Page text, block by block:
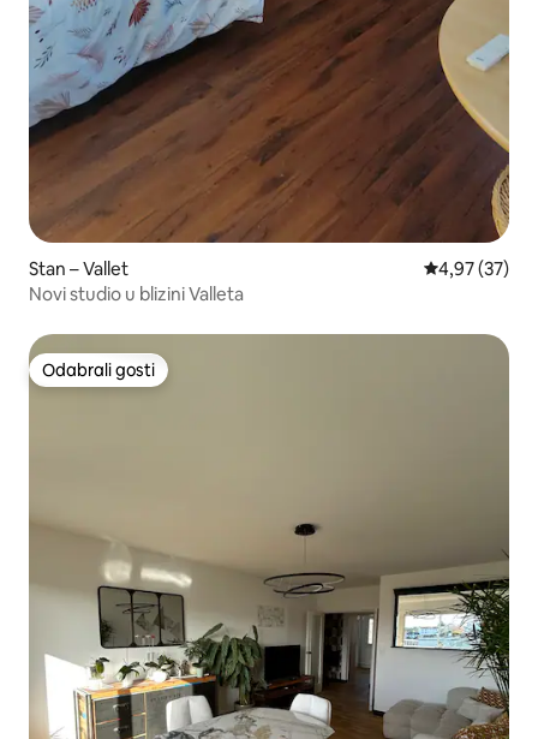
Stan – Vallet Prosječna
4,97 (37)
Novi studio u blizini Valleta
Odabrali gosti
Odabrali gosti